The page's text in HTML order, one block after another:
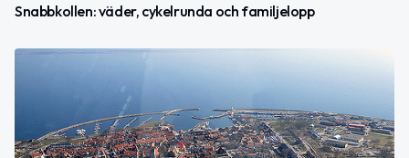
Snabbkollen: väder, cykelrunda och familjelopp